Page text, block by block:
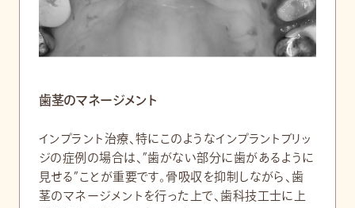
歯茎のマネージメント
インプラント治療、特にこのようなインプラントブリッ
ジの症例の場合は、”歯がない部分に歯があるように
見せる”ことが重要です。骨吸収を抑制しながら、歯
茎のマネージメントを行った上で、歯科技工士に上